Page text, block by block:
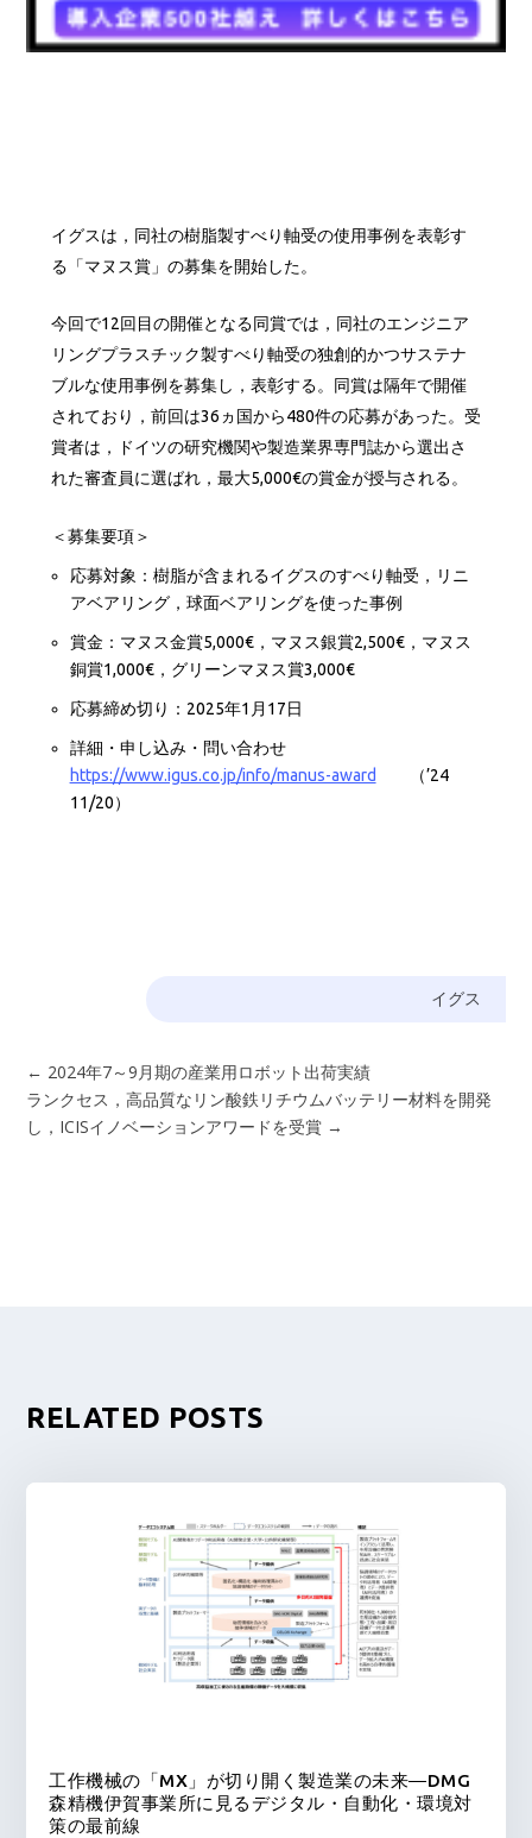
イグスは，同社の樹脂製すべり軸受の使用事例を表彰す
る「マヌス賞」の募集を開始した。
今回で12回目の開催となる同賞では，同社のエンジニア
リングプラスチック製すべり軸受の独創的かつサステナ
ブルな使用事例を募集し，表彰する。同賞は隔年で開催
されており，前回は36ヵ国から480件の応募があった。受
賞者は，ドイツの研究機関や製造業界専門誌から選出さ
れた審査員に選ばれ，最大5,000€の賞金が授与される。
＜募集要項＞
応募対象：樹脂が含まれるイグスのすべり軸受，リニ
アベアリング，球面ベアリングを使った事例
賞金：マヌス金賞5,000€，マヌス銀賞2,500€，マヌス
銅賞1,000€，グリーンマヌス賞3,000€
応募締め切り：2025年1月17日
詳細・申し込み・問い合わせ
https://www.igus.co.jp/info/manus-award （’24
11/20）
イグス
← 2024年7～9月期の産業用ロボット出荷実績
ランクセス，高品質なリン酸鉄リチウムバッテリー材料を開発
し，ICISイノベーションアワードを受賞 →
RELATED POSTS
工作機械の「MX」が切り開く製造業の未来―DMG
森精機伊賀事業所に見るデジタル・自動化・環境対
策の最前線